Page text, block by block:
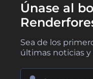
Únase al
Sea de los
últimas noticias y